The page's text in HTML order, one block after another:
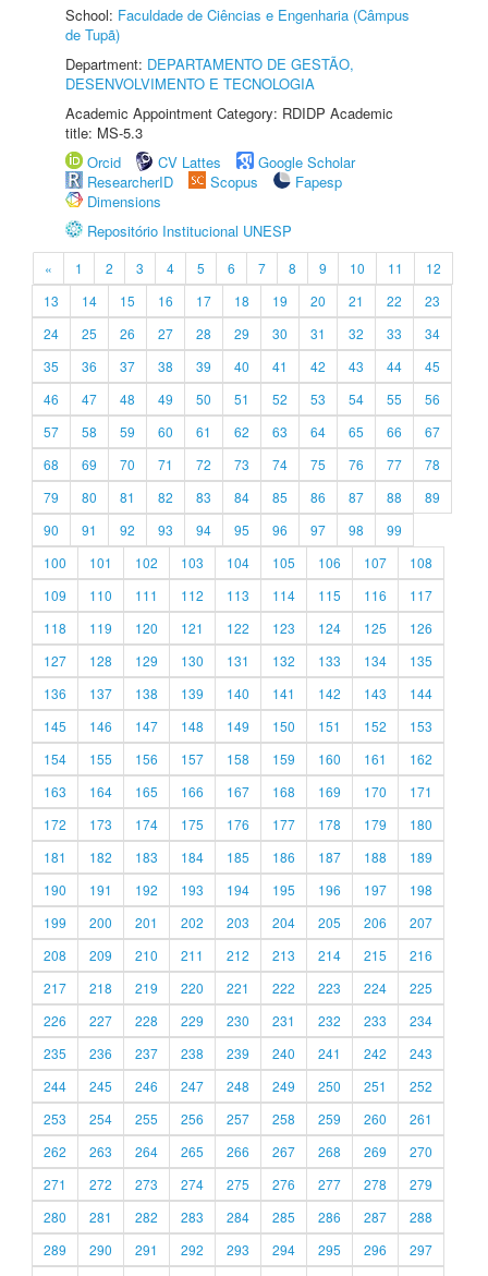
School: Faculdade de Ciências e Engenharia (Câmpus
de Tupã)
Department: DEPARTAMENTO DE GESTÃO,
DESENVOLVIMENTO E TECNOLOGIA
Academic Appointment Category: RDIDP Academic
title: MS-5.3
Orcid
CV Lattes
Google Scholar
ResearcherID
Scopus
Fapesp
Dimensions
Repositório Institucional UNESP
« 1 2 3 4 5 6 7 8 9 10 11
12
13
14 15 16 17 18 19 20 21 22
23
24
25 26 27 28 29 30 31 32 33
34
35
36 37 38 39 40 41 42 43 44
45
46
47 48 49 50 51 52 53 54 55
56
57
58 59 60 61 62 63 64 65 66
67
68
69 70 71 72 73 74 75 76 77
78
79
80 81 82 83 84 85 86 87 88
89
90
91 92 93 94 95 96 97 98
99
100
101 102 103 104 105 106 107
108
109
110 111 112 113 114 115 116
117
118
119 120 121 122 123 124 125
126
127
128 129 130 131 132 133 134
135
136
137 138 139 140 141 142 143
144
145
146 147 148 149 150 151 152
153
154
155 156 157 158 159 160 161
162
163
164 165 166 167 168 169 170
171
172
173 174 175 176 177 178 179
180
181
182 183 184 185 186 187 188
189
190
191 192 193 194 195 196 197
198
199
200 201 202 203 204 205 206
207
208
209 210 211 212 213 214 215
216
217
218 219 220 221 222 223 224
225
226
227 228 229 230 231 232 233
234
235
236 237 238 239 240 241 242
243
244
245 246 247 248 249 250 251
252
253
254 255 256 257 258 259 260
261
262
263 264 265 266 267 268 269
270
271
272 273 274 275 276 277 278
279
280
281 282 283 284 285 286 287
288
289
290 291 292 293 294 295 296
297